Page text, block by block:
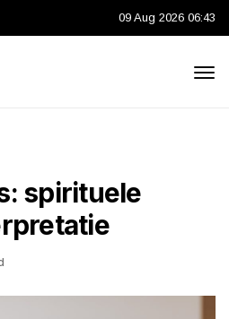
09 Aug 2026 06:43
spirituele